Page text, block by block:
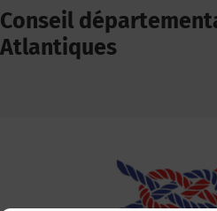
Conseil
Atlantiques